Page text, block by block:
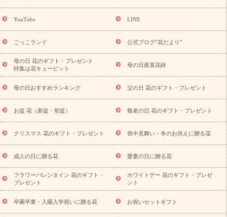
9月の誕生花(リンドウ)
ら探す
お祝いの花特集 当日配達特急便 お祝い商品一覧
念日
結婚祝い 出産祝い 退院祝い・快気祝い
寿祝い
プチギフト ペットのお祝いフラワー
供え・お悔やみ商品一覧
お供え・お悔やみの花
四十九日法要以
降に贈る花
通夜・葬儀に贈る花
お供え お花とセットギフト
お供え プリザーブドフラワー
ペットのお供えフラワー
お盆（新
盆・初盆）
その他 お祝い返し お見舞い
お取り寄せギフト
ビジネス用
ご自宅用 観葉植物 ミディ胡蝶蘭
プリザーブ
ドフラワー
スタイルから探す アレンジメント 花束
スタ
ンド花
お祝い お供え・お悔やみ 胡蝶蘭 胡蝶蘭・花鉢
ディ胡蝶蘭・お祝い
ミディ胡蝶蘭・お供え
世界初の青色胡蝶蘭
観葉植物
観葉植物 産直多肉植物
プリザーブドフラワー
お祝い
お供え・お悔やみ 花とセットギフト
セミオーダー
プチギフト（hanamore -ハナモア-）
花とみどりのeギフト
キューピットのeGfit
カラー ピンク イエローオレンジ
レッ
YouTube LINE
ごっこランド 公式ブログ“花だより”
母の日 花のギフト・プレゼント
特集は花キューピット
母の日産直花鉢
母の日おすすめランキング 父の日 花のギフト・プレゼント
お盆 花（新盆・初盆） 敬老の日 花のギフト・プレゼント
クリスマス 花のギフト・プレゼント 喪中見舞い・冬のお供えに贈る花
成人の日に贈る花 愛妻の日に贈る花
フラワーバレンタイン 花のギフト・
プレゼント
ホワイトデー 花のギフト・プレゼ
ント
卒園卒業・入園入学祝いに贈る花 お祝いセットギフト